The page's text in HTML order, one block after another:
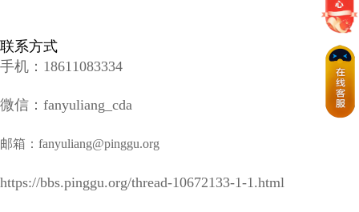
联系方式
手机：18611083334
微信：fanyuliang_cda
邮箱：fanyuliang@pinggu.org
https://bbs.pinggu.org/thread-10672133-1-1.html